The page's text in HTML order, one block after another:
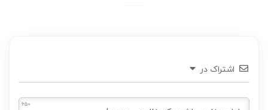
اشتراک در
650